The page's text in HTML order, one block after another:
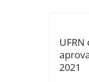
2021